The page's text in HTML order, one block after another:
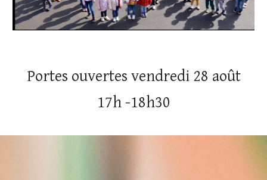
Portes ouvertes vendredi 28 août
17h -18h30